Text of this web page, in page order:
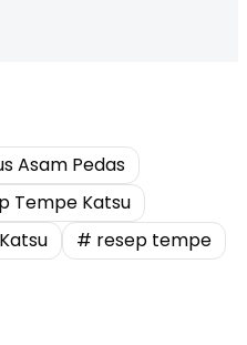
Asam Pedas
Tempe Katsu
# resep tempe